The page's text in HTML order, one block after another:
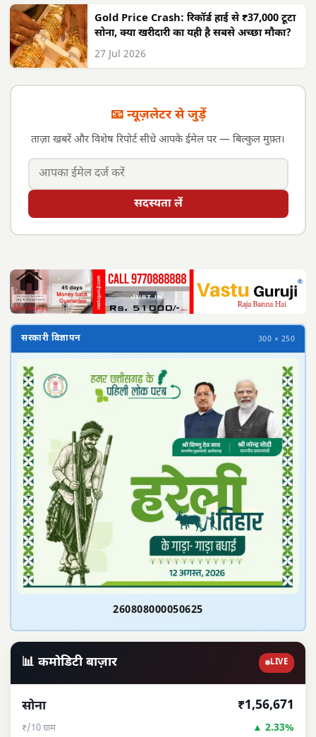
Gold Price Crash: रिकॉर्ड हाई से ₹37,000 टूटा
सोना, क्या खरीदारी का यही है सबसे अच्छा मौका?
27 Jul 2026
📧 न्यूज़लेटर से जुड़ें
ताज़ा खबरें और विशेष रिपोर्ट सीधे आपके ईमेल पर — बिल्कुल मुफ़्त।
सदस्यता लें
सरकारी विज्ञापन 300 × 250
260808000050625
📊 कमोडिटी बाज़ार LIVE
सोना
₹/10 ग्राम
₹1,56,671
▲ 2.33%